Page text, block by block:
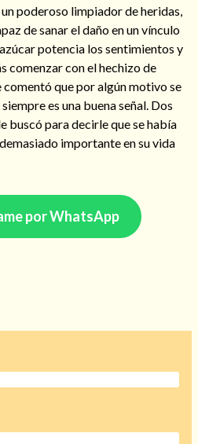
poderoso limpiador de heridas,
de sanar el daño en un vínculo
potencia los sentimientos y
comenzar con el hechizo de
que por algún motivo se
es una buena señal. Dos
buscó para decirle que se había
importante en su vida
por WhatsApp